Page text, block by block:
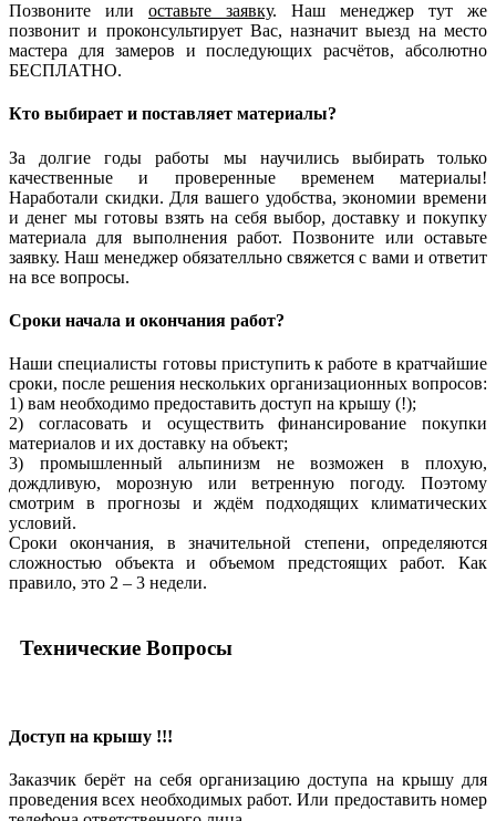
Позвоните или оставьте заявку. Наш менеджер тут же
позвонит и проконсультирует Вас, назначит выезд на место
мастера для замеров и последующих расчётов, абсолютно
БЕСПЛАТНО.
Кто выбирает и поставляет материалы?
За долгие годы работы мы научились выбирать только
качественные и проверенные временемматериалы!
Наработали скидки. Для вашего удобства, экономии времени
и денег мы готовы взять на себя выбор, доставку и покупку
материала для выполнения работ. Позвоните или оставьте
заявку. Наш менеджер обязателльно свяжется с вами и ответит
на все вопросы.
Сроки начала и окончания работ?
Наши специалисты готовы приступить к работе в кратчайшие
сроки, после решения нескольких организационных вопросов:
1) вам необходимо предоставить доступ на крышу (!);
2) согласовать и осуществить финансирование покупки
материалов и их доставку на объект;
3) промышленный альпинизм не возможен в плохую,
дождливую, морозную или ветренную погоду. Поэтому
смотрим в прогнозы и ждём подходящих климатических
условий.
Сроки окончания, в значительной степени, определяются
сложностью объекта и объемом предстоящих работ. Как
правило, это 2 – 3 недели.
Технические Вопросы
Доступ на крышу !!!
Заказчик берёт на себя организацию доступа на крышу для
проведения всех необходимых работ. Или предоставить номер